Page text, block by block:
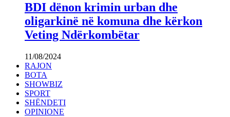
BDI dënon krimin urban dhe
oligarkinë në komuna dhe kërkon
Veting Ndërkombëtar
11/08/2024
RAJON
BOTA
SHOWBIZ
SPORT
SHËNDETI
OPINIONE